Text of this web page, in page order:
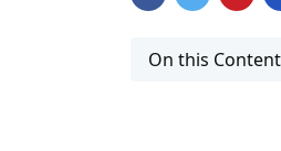
On this Content